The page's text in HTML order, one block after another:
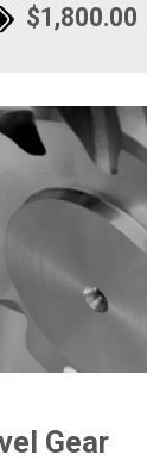
$1,800.00
Gear